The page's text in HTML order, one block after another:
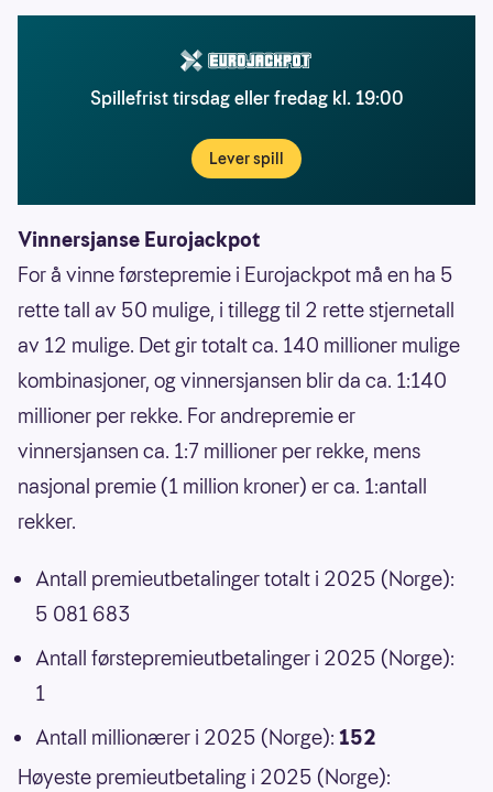
Spillefrist tirsdag eller fredag kl. 19:00
Lever spill
Vinnersjanse Eurojackpot
For å vinne førstepremie i Eurojackpot må en ha 5
rette tall av 50 mulige, i tillegg til 2 rette stjernetall
av 12 mulige. Det gir totalt ca. 140 millioner mulige
kombinasjoner, og vinnersjansen blir da ca. 1:140
millioner per rekke. For andrepremie er
vinnersjansen ca. 1:7 millioner per rekke, mens
nasjonal premie (1 million kroner) er ca. 1:antall
rekker.
Antall premieutbetalinger totalt i 2025 (Norge):
5 081 683
Antall førstepremieutbetalinger i 2025 (Norge):
1
Antall millionærer i 2025 (Norge): 152
Høyeste premieutbetaling i 2025 (Norge):